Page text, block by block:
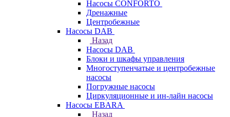
Насосы CONFORTO
Дренажные
Центробежные
Насосы DAB
Назад
Насосы DAB
Блоки и шкафы управления
Многоступенчатые и центробежные
насосы
Погружные насосы
Циркуляционные и ин-лайн насосы
Насосы EBARA
Назад